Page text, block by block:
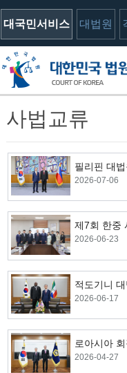
대국민서비스 대법원
사법교류
필리핀 대
2026-07-06
제7회 한중
2026-06-23
적도기니
2026-06-17
로아시아
2026-04-27